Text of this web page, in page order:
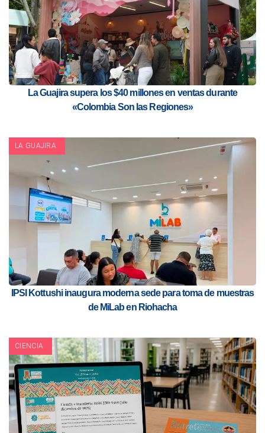
La Guajira supera los $40 millones en ventas durante
«Colombia Son las Regiones»
LA GUAJIRA
IPSI Kottushi inaugura moderna sede para toma de muestras
de MiLab en Riohacha
CIENCIA